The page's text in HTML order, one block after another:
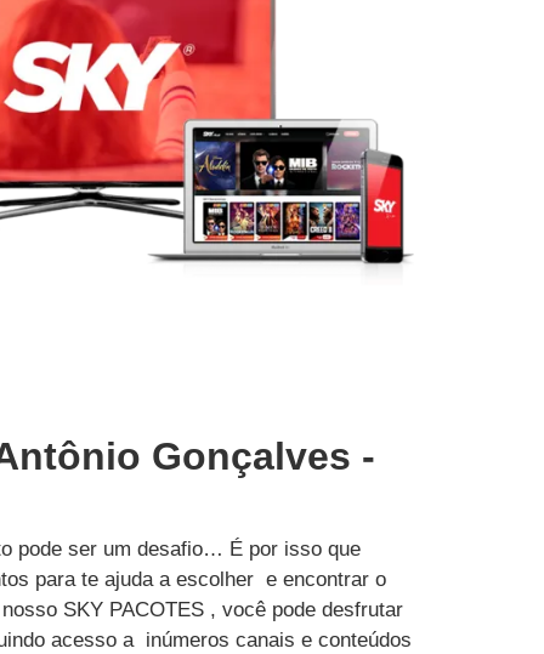
Gonçalves -
pode ser um desafio… É por isso que
para te ajuda a escolher e encontrar o
SKY PACOTES , você pode desfrutar
acesso a inúmeros canais e conteúdos